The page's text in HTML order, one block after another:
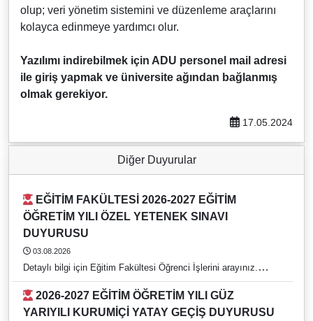
olup; veri yönetim sistemini ve düzenleme araçlarını
kolayca edinmeye yardımcı olur.
Yazılımı indirebilmek için ADU personel mail adresi
ile giriş yapmak ve üniversite ağından bağlanmış
olmak gerekiyor.
17.05.2024
Diğer Duyurular
ÖĞRETİM YILI ÖZEL YETENEK SINAVI
DUYURUSU
03.08.2026
Detaylı bilgi için Eğitim Fakültesi Öğrenci İşlerini arayınız.
https://rehber.adu.edu.tr/#
YARIYILI KURUMİÇİ YATAY GEÇİŞ DUYURUSU